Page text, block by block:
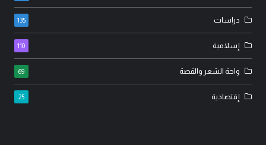
دراسات 135
إسلامية 110
واحة الشعر والقصة 69
إقتصادية 25